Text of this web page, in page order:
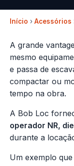
Início › Acessórios
A grande
mesmo
e passa de
compactar ou
tempo na obra.
A Bob Loc
operador NR,
durante a
Um exemplo